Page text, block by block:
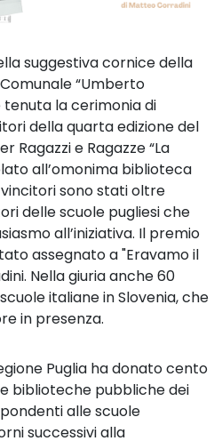
suggestiva cornice della
“Umberto
tenuta la cerimonia di
della quarta edizione del
Ragazzi e Ragazze “La
all’omonima biblioteca
sono stati oltre
delle scuole pugliesi che
all’iniziativa. Il premio
assegnato a "Eravamo il
Nella giuria anche60
italiane in Slovenia, che
in presenza.
Puglia ha donato cento
biblioteche pubbliche dei
alle scuole
successivi alla